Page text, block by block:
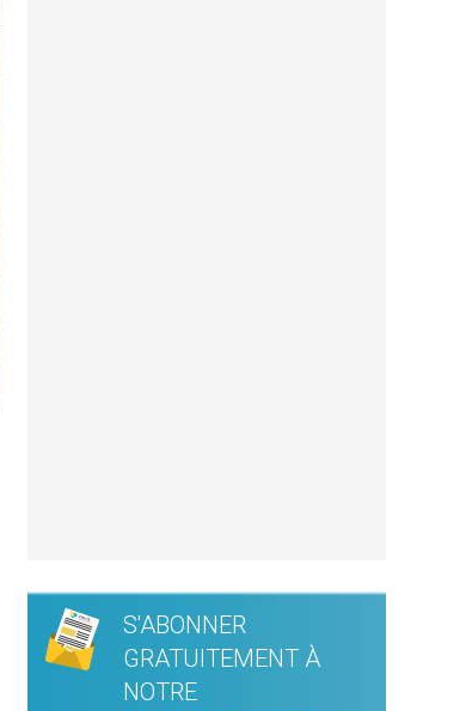
S'ABONNER
GRATUITEMENT À
NOTRE